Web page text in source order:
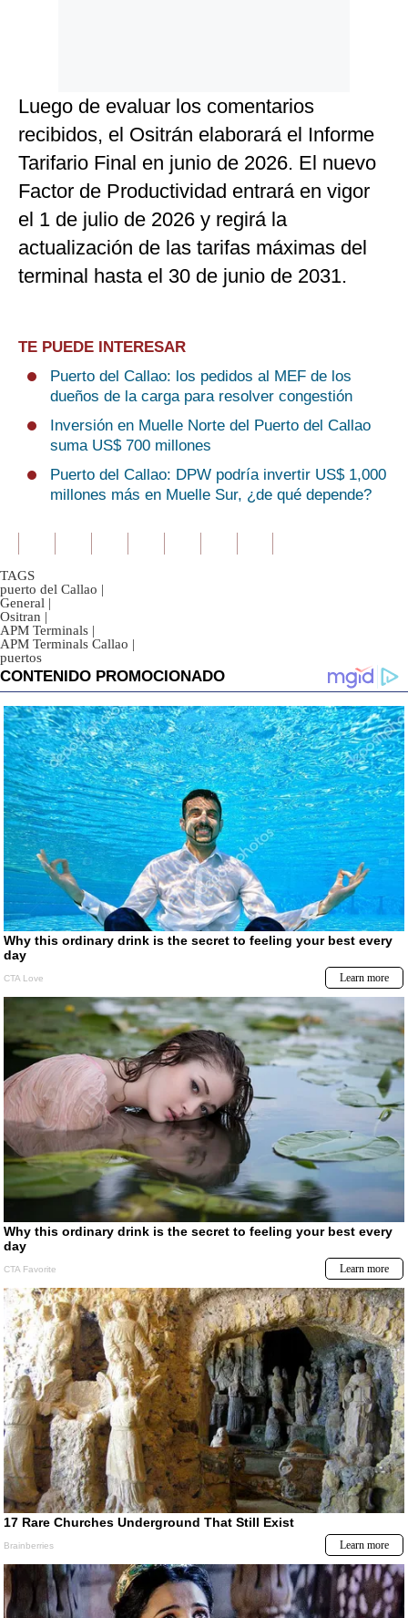
Luego de evaluar los comentarios
recibidos, el Ositrán elaborará el Informe
Tarifario Final en junio de 2026. El nuevo
Factor de Productividad entrará en vigor
el 1 de julio de 2026 y regirá la
actualización de las tarifas máximas del
terminal hasta el 30 de junio de 2031.
TE PUEDE INTERESAR
Puerto del Callao: los pedidos al MEF de los
dueños de la carga para resolver congestión
Inversión en Muelle Norte del Puerto del Callao
suma US$ 700 millones
Puerto del Callao: DPW podría invertir US$ 1,000
millones más en Muelle Sur, ¿de qué depende?
TAGS
puerto del Callao |
General |
Ositran |
APM Terminals |
APM Terminals Callao |
puertos